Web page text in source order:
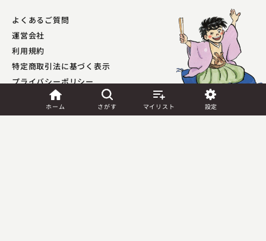
ホーム さがす マイリスト 設定
柳家 一琴
よくあるご質問
運営会社
利用規約
特定商取引法に基づく表示
プライバシーポリシー​
外部送信ポリシー